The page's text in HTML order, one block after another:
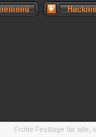
Frohe Festtage für alle,